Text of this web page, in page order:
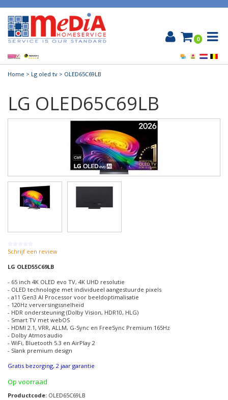
0
Home > Lg oled tv > OLED65C69LB
LG OLED65C69LB
Schrijf een review
LG OLED55C69LB
- 65 inch 4K OLED evo TV, 4K UHD resolutie
- OLED technologie met individueel aangestuurde pixels
- a11 Gen3 AI Processor voor beeldoptimalisatie
- 120Hz verversingssnelheid
- HDR ondersteuning (Dolby Vision, HDR10, HLG)
- Smart TV met webOS
- HDMI 2.1, VRR, ALLM, G-Sync en FreeSync Premium 165Hz
- Dolby Atmos audio
- WiFi, Bluetooth 5.3 en AirPlay 2
- Slank premium design
Gratis bezorging, 2 jaar garantie
Op voorraad
Productcode: OLED65C69LB